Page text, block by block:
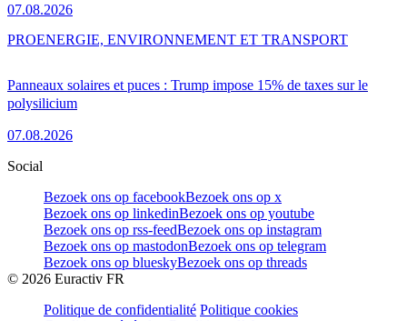
07.08.2026
Panneaux solaires et puces : Trump impose 15% de taxes sur le
polysilicium
07.08.2026
PROENERGIE, ENVIRONNEMENT ET TRANSPORT
Social
Bezoek ons op facebookBezoek ons op x
Bezoek ons op linkedinBezoek ons op youtube
Bezoek ons op rss-feedBezoek ons op instagram
Bezoek ons op mastodonBezoek ons op telegram
Bezoek ons op blueskyBezoek ons op threads
© 2026 Euractiv FR
Politique de confidentialité Politique cookies